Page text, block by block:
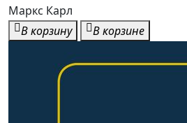
Маркс Карл
В корзину
В корзине